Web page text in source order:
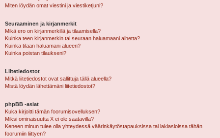
Miten löydän omat viestini ja viestiketjuni?
Seuraaminen ja kirjanmerkit
Mikä ero on kirjanmerkillä ja tilaamisella?
Kuinka teen kirjanmerkin tai seuraan haluamaani aihetta?
Kuinka tilaan haluamani alueen?
Kuinka poistan tilaukseni?
Liitetiedostot
Mitkä liitetiedostot ovat sallittuja tällä alueella?
Mistä löydän lähettämäni liitetiedostot?
phpBB -asiat
Kuka kirjoitti tämän foorumisovelluksen?
Miksi ominaisuutta X ei ole saatavilla?
Keneen minun tulee olla yhteydessä väärinkäytöstapauksissa tai lakiasioissa tähän
foorumiin liittyen?